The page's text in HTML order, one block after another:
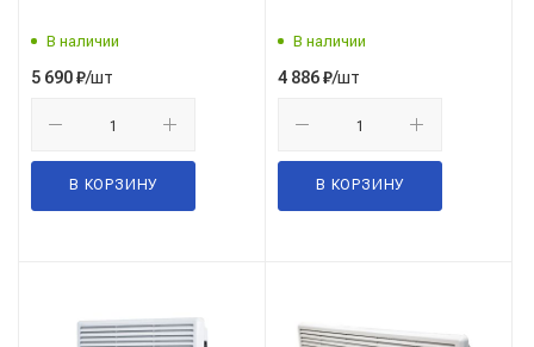
В наличии
5 690₽/шт
В КОРЗИНУ
В наличии
4 886₽/шт
В КОРЗИНУ